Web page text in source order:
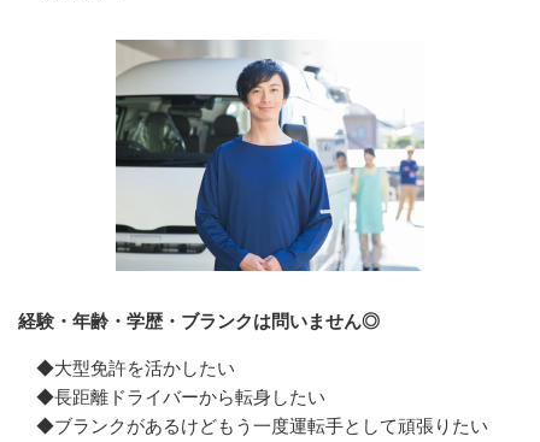
経験・年齢・学歴・ブランクは問いません◎
◆大型免許を活かしたい
◆長距離ドライバーから転身したい
◆ブランクがあるけどもう一度運転手として頑張りたい